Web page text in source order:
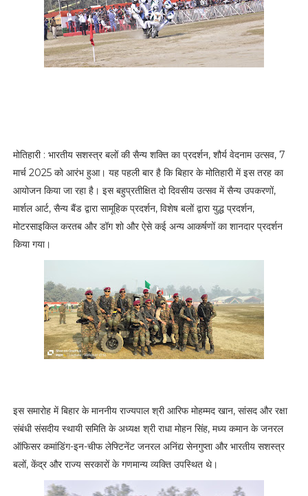
मोतिहारी : भारतीय सशस्त्र बलों की सैन्य शक्ति का प्रदर्शन, शौर्य वेदनाम उत्सव, 7
मार्च 2025 को आरंभ हुआ। यह पहली बार है कि बिहार के मोतिहारी में इस तरह का
आयोजन किया जा रहा है। इस बहुप्रतीक्षित दो दिवसीय उत्सव में सैन्य उपकरणों,
मार्शल आर्ट, सैन्य बैंड द्वारा सामूहिक प्रदर्शन, विशेष बलों द्वारा युद्ध प्रदर्शन,
मोटरसाइकिल करतब और डॉग शो और ऐसे कई अन्य आकर्षणों का शानदार प्रदर्शन
किया गया।
इस समारोह में बिहार के माननीय राज्यपाल श्री आरिफ मोहम्मद खान, सांसद और रक्षा
संबंधी संसदीय स्थायी समिति के अध्यक्ष श्री राधा मोहन सिंह, मध्य कमान के जनरल
ऑफिसर कमांडिंग-इन-चीफ लेफ्टिनेंट जनरल अनिंद्य सेनगुप्ता और भारतीय सशस्त्र
बलों, केंद्र और राज्य सरकारों के गणमान्य व्यक्ति उपस्थित थे।